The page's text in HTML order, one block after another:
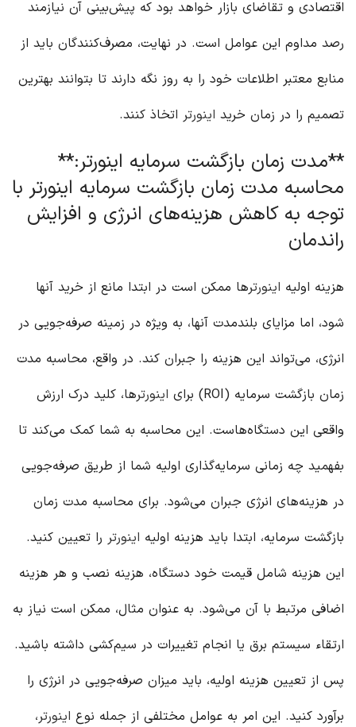
اقتصادی و تقاضای بازار خواهد بود که پیش‌بینی آن نیازمند
رصد مداوم این عوامل است. در نهایت، مصرف‌کنندگان باید از
منابع معتبر اطلاعات خود را به روز نگه دارند تا بتوانند بهترین
تصمیم را در زمان خرید اینورتر اتخاذ کنند.
**مدت زمان بازگشت سرمایه اینورتر:**
محاسبه مدت زمان بازگشت سرمایه اینورتر با
توجه به کاهش هزینه‌های انرژی و افزایش
راندمان
هزینه اولیه اینورترها ممکن است در ابتدا مانع از خرید آنها
شود، اما مزایای بلندمدت آنها، به ویژه در زمینه صرفه‌جویی در
انرژی، می‌تواند این هزینه را جبران کند. در واقع، محاسبه مدت
زمان بازگشت سرمایه (ROI) برای
اینورترها، کلید درک ارزش
واقعی این دستگاه‌هاست. این محاسبه به شما کمک می‌کند تا
بفهمید چه زمانی سرمایه‌گذاری اولیه شما از طریق صرفه‌جویی
در هزینه‌های انرژی جبران می‌شود. برای محاسبه مدت زمان
بازگشت سرمایه، ابتدا باید هزینه اولیه اینورتر را تعیین کنید.
این هزینه شامل قیمت خود دستگاه، هزینه نصب و هر هزینه
اضافی مرتبط با آن می‌شود. به عنوان مثال، ممکن است نیاز به
ارتقاء سیستم برق یا انجام تغییرات در سیم‌کشی داشته باشید.
پس از تعیین هزینه اولیه، باید میزان صرفه‌جویی در انرژی را
برآورد کنید. این امر به عوامل مختلفی از جمله نوع اینورتر،